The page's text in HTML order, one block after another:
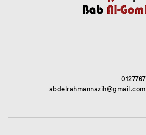
abdelrahmannazih@gmail.com